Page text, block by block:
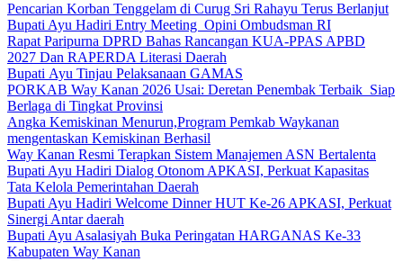
Pencarian Korban Tenggelam di Curug Sri Rahayu Terus Berlanjut
Bupati Ayu Hadiri Entry Meeting Opini Ombudsman RI
Rapat Paripurna DPRD Bahas Rancangan KUA-PPAS APBD
2027 Dan RAPERDA Literasi Daerah
Bupati Ayu Tinjau Pelaksanaan GAMAS
PORKAB Way Kanan 2026 Usai: Deretan Penembak Terbaik Siap
Berlaga di Tingkat Provinsi
Angka Kemiskinan Menurun,Program Pemkab Waykanan
mengentaskan Kemiskinan Berhasil
Way Kanan Resmi Terapkan Sistem Manajemen ASN Bertalenta
Bupati Ayu Hadiri Dialog Otonom APKASI, Perkuat Kapasitas
Tata Kelola Pemerintahan Daerah
Bupati Ayu Hadiri Welcome Dinner HUT Ke-26 APKASI, Perkuat
Sinergi Antar daerah
Bupati Ayu Asalasiyah Buka Peringatan HARGANAS Ke-33
Kabupaten Way Kanan